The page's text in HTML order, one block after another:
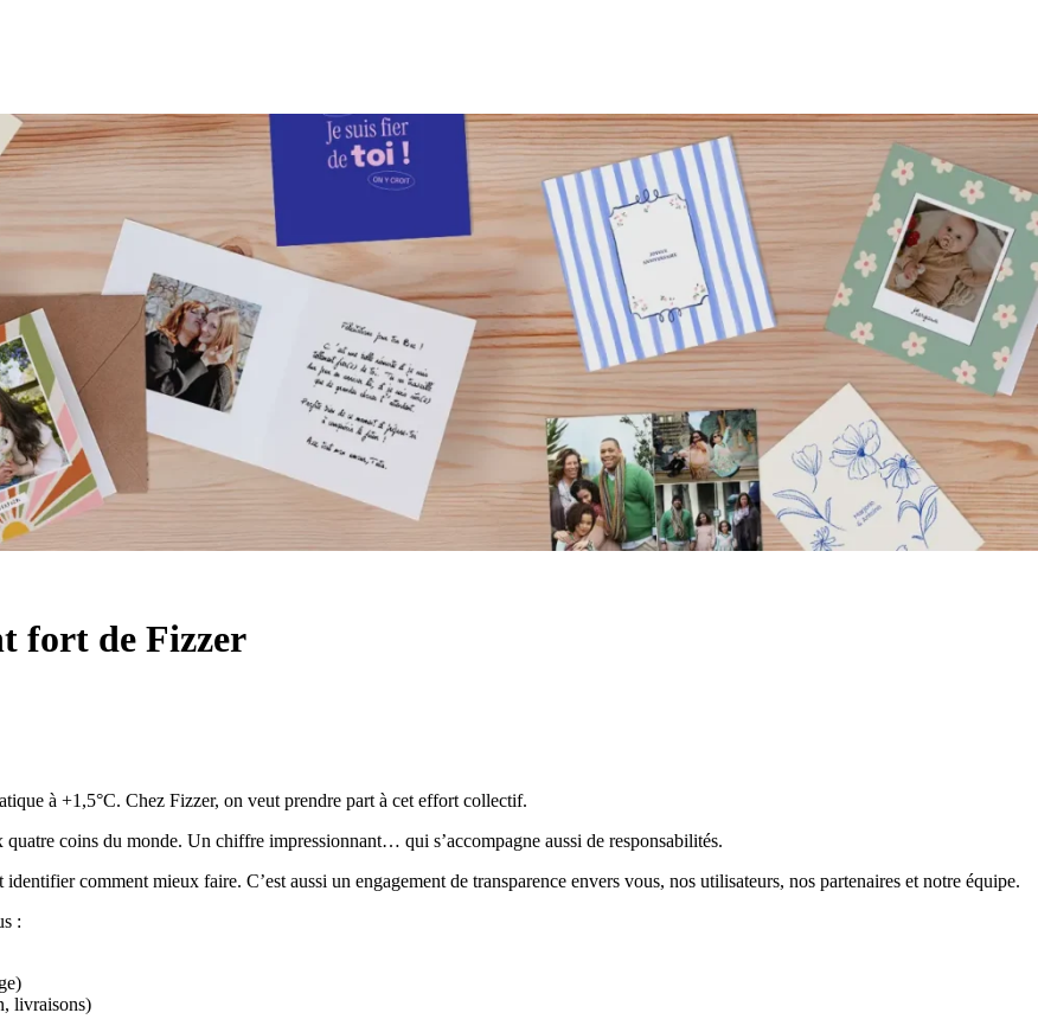
fort de Fizzer
à +1,5°C. Chez Fizzer, on veut prendre part à cet effort collectif.
coins du monde. Un chiffre impressionnant… qui s’accompagne aussi de responsabilités.
comment mieux faire. C’est aussi un engagement de transparence envers vous, nos utilisateurs, nos partenaires et notre équipe.
:
livraisons)